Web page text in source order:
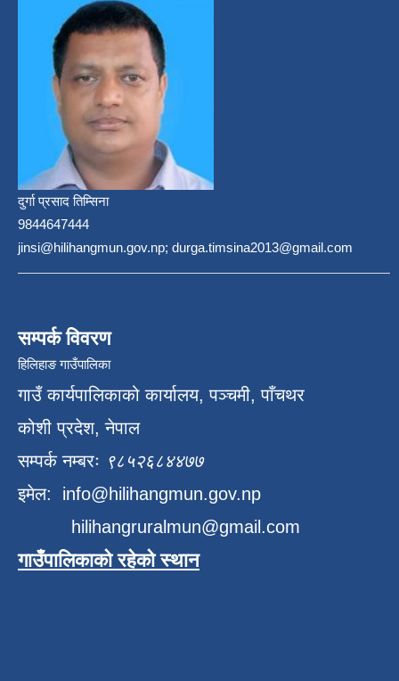
दुर्गा प्रसाद तिम्सिना
9844647444
jinsi@hilihangmun.gov.np; durga.timsina2013@gmail.com
सम्पर्क विवरण
हिलिहाङ गाउँपालिका
गाउँ कार्यपालिकाको कार्यालय, पञ्चमी, पाँचथर
कोशी प्रदेश, नेपाल
सम्पर्क नम्बरः ९८५२६८४४७७
इमेल: info@hilihangmun.gov.np
hilihangruralmun@gmail.com
गाउँपालिकाको रहेको स्थान